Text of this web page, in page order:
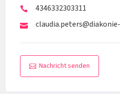
4346332303311
Nachricht senden